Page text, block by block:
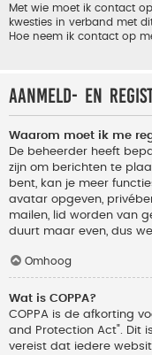
Met wie moet ik contact
kwesties in verband met
Hoe neem ik contact op
Aanmeld- en
Waarom moet ik me
De beheerder heeft
zijn om berichten te
bent, kan je meer
avatar opgeven,
mailen, lid worden van
duurt maar even, dus
Omhoog
Wat is COPPA?
COPPA is de afkorting
and Protection Act". Dit
vereist dat iedere